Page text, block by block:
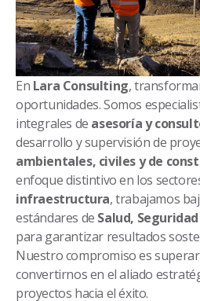
En Lara Consulting,
oportunidades. Somos
integrales de asesoría y
desarrollo y supervisión de
ambientales, civiles y de
enfoque distintivo en los
infraestructura, trabajamos
estándares de Salud,
para garantizar resultados
Nuestro compromiso es
convertirnos en el aliado
proyectos hacia el éxito.